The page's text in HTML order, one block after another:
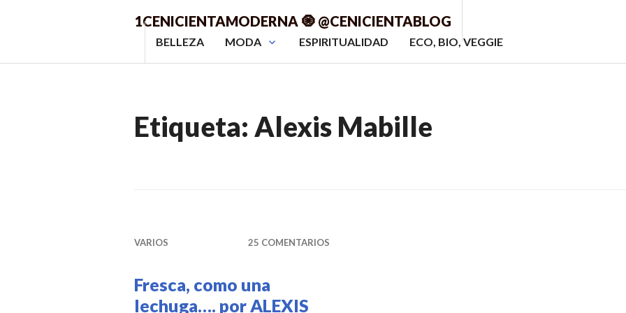
1CENICIENTAMODERNA 🧿 @CENICIENTABLOG
BELLEZA MODA ESPIRITUALIDAD ECO, BIO, VEGGIE
Etiqueta: Alexis Mabille
VARIOS 25 COMENTARIOS
Fresca, como una
lechuga…. por ALEXIS